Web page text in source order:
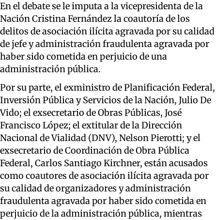
En el debate se le imputa a la vicepresidenta de la
Nación Cristina Fernández la coautoría de los
delitos de asociación ilícita agravada por su calidad
de jefe y administración fraudulenta agravada por
haber sido cometida en perjuicio de una
administración pública.
Por su parte, el exministro de Planificación Federal,
Inversión Pública y Servicios de la Nación, Julio De
Vido; el exsecretario de Obras Públicas, José
Francisco López; el extitular de la Dirección
Nacional de Vialidad (DNV), Nelson Pierotti; y el
exsecretario de Coordinación de Obra Pública
Federal, Carlos Santiago Kirchner, están acusados
como coautores de asociación ilícita agravada por
su calidad de organizadores y administración
fraudulenta agravada por haber sido cometida en
perjuicio de la administración pública, mientras